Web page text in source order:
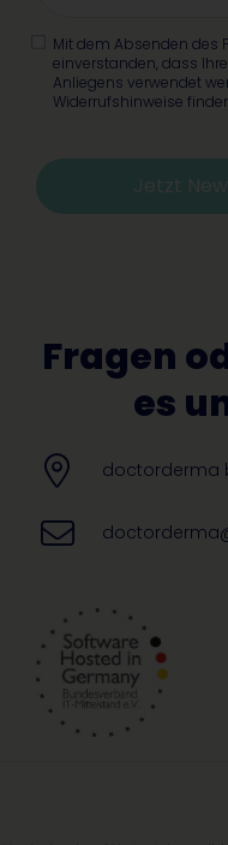
Mit dem Absenden des
einverstanden, dass
Anliegens verwendet
Widerrufshinweise
Jetzt
Fragen
es
doctorderma